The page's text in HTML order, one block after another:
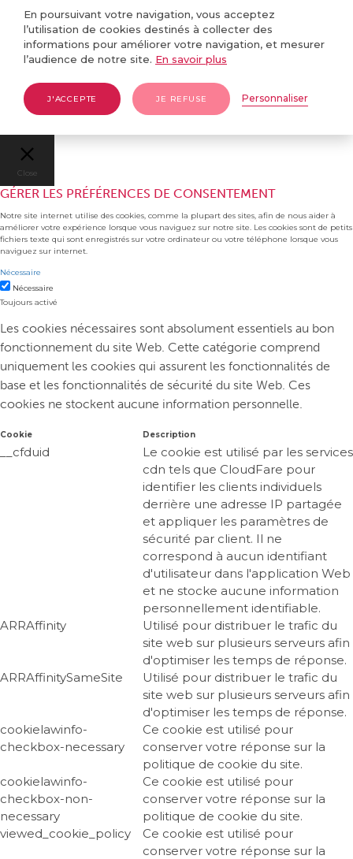
En poursuivant votre navigation, vous acceptez
l’utilisation de cookies destinés à collecter des
informations pour améliorer votre navigation, et mesurer
l’audience de notre site. En savoir plus
J'ACCEPTE JE REFUSE Personnaliser
Close
GÉRER LES PRÉFÉRENCES DE CONSENTEMENT
Notre site internet utilise des cookies, comme la plupart des sites, afin de nous aider à
améliorer votre expérience lorsque vous naviguez sur notre site. Les cookies sont de petits
fichiers texte qui sont enregistrés sur votre ordinateur ou votre téléphone lorsque vous
naviguez sur internet.
Nécessaire
Nécessaire
Toujours activé
Les cookies nécessaires sont absolument essentiels au bon
fonctionnement du site Web. Cette catégorie comprend
uniquement les cookies qui assurent les fonctionnalités de
base et les fonctionnalités de sécurité du site Web. Ces
cookies ne stockent aucune information personnelle.
Cookie Description
__cfduid
Le cookie est utilisé par les services
cdn tels que CloudFare pour
identifier les clients individuels
derrière une adresse IP partagée
et appliquer les paramètres de
sécurité par client. Il ne
correspond à aucun identifiant
d'utilisateur dans l'application Web
et ne stocke aucune information
personnellement identifiable.
ARRAffinity
Utilisé pour distribuer le trafic du
site web sur plusieurs serveurs afin
d'optimiser les temps de réponse.
ARRAffinitySameSite
Utilisé pour distribuer le trafic du
site web sur plusieurs serveurs afin
d'optimiser les temps de réponse.
cookielawinfo-
checkbox-necessary
Ce cookie est utilisé pour
conserver votre réponse sur la
politique de cookie du site.
cookielawinfo-
checkbox-non-
necessary
Ce cookie est utilisé pour
conserver votre réponse sur la
politique de cookie du site.
viewed_cookie_policy
Ce cookie est utilisé pour
conserver votre réponse sur la